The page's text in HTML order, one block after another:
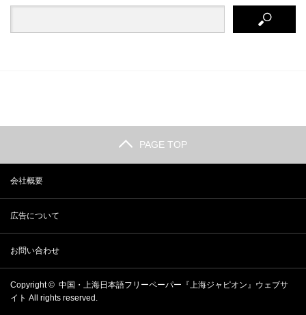
PAGE TOP
会社概要
広告について
お問い合わせ
Copyright © 中国・上海日本語フリーペーパー『上海ジャピオン』ウェブサ
イト All rights reserved.